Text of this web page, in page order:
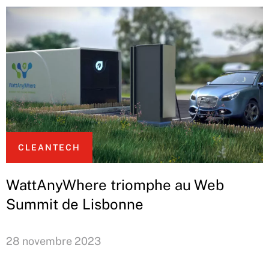
CLEANTECH
WattAnyWhere triomphe au Web
Summit de Lisbonne
28 novembre 2023